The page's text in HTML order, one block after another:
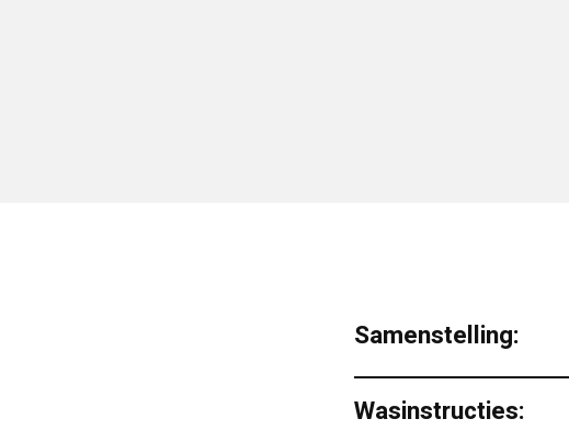
Samenstelling:
Wasinstructies: